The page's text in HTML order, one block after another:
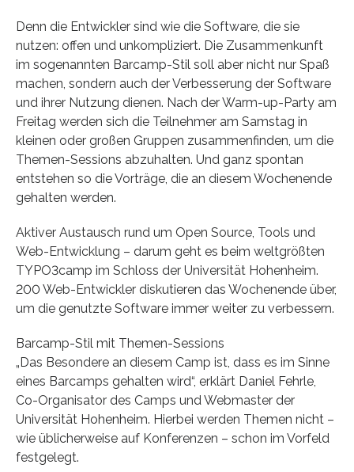
Denn die Entwickler sind wie die Software, die sie
nutzen: offen und unkompliziert. Die Zusammenkunft
im sogenannten Barcamp-Stil soll aber nicht nur Spaß
machen, sondern auch der Verbesserung der Software
und ihrer Nutzung dienen. Nach der Warm-up-Party am
Freitag werden sich die Teilnehmer am Samstag in
kleinen oder großen Gruppen zusammenfinden, um die
Themen-Sessions abzuhalten. Und ganz spontan
entstehen so die Vorträge, die an diesem Wochenende
gehalten werden.
Aktiver Austausch rund um Open Source, Tools und
Web-Entwicklung – darum geht es beim weltgrößten
TYPO3camp im Schloss der Universität Hohenheim.
200 Web-Entwickler diskutieren das Wochenende über,
um die genutzte Software immer weiter zu verbessern.
Barcamp-Stil mit Themen-Sessions
„Das Besondere an diesem Camp ist, dass es im Sinne
eines Barcamps gehalten wird“, erklärt Daniel Fehrle,
Co-Organisator des Camps und Webmaster der
Universität Hohenheim. Hierbei werden Themen nicht –
wie üblicherweise auf Konferenzen – schon im Vorfeld
festgelegt.